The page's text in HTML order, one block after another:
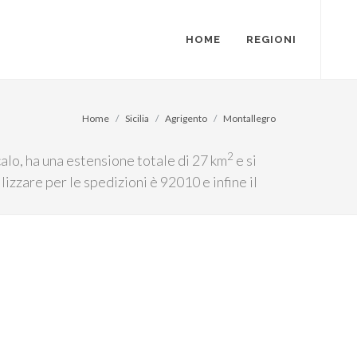
HOME REGIONI
ha una estensione totale di 27 km2 e si
per le spedizioni è 92010 e infine il
Home Sicilia Agrigento Montallegro